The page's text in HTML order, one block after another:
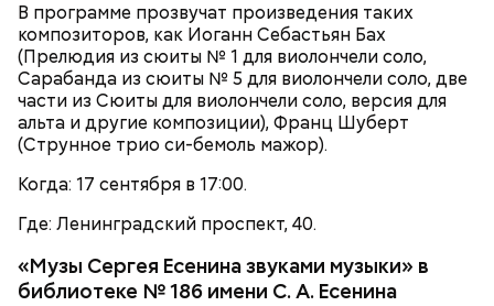
В программе прозвучат произведения таких
композиторов, как Иоганн Себастьян Бах
(Прелюдия из сюиты № 1 для виолончели соло,
Сарабанда из сюиты № 5 для виолончели соло, две
части из Сюиты для виолончели соло, версия для
альта и другие композиции), Франц Шуберт
(Струнное трио си-бемоль мажор).
Когда: 17 сентября в 17:00.
Где: Ленинградский проспект, 40.
«Музы Сергея Есенина звуками музыки» в
библиотеке № 186 имени С. А. Есенина
Топ-10 милых зверят, которые
зоопарке
Парк Горького
Более 40 тысяч пассажиров
речной вокзал в июне
— Похожая ситуация бывает в автобусах. Как
только открываются двери автобуса, все просто
сразу с разных сторон начинают в него пролезать.
Будто бы у них «голодные игры» и того, кто не
успеет зайти, съедят, — говорит Ирина, 16 лет.